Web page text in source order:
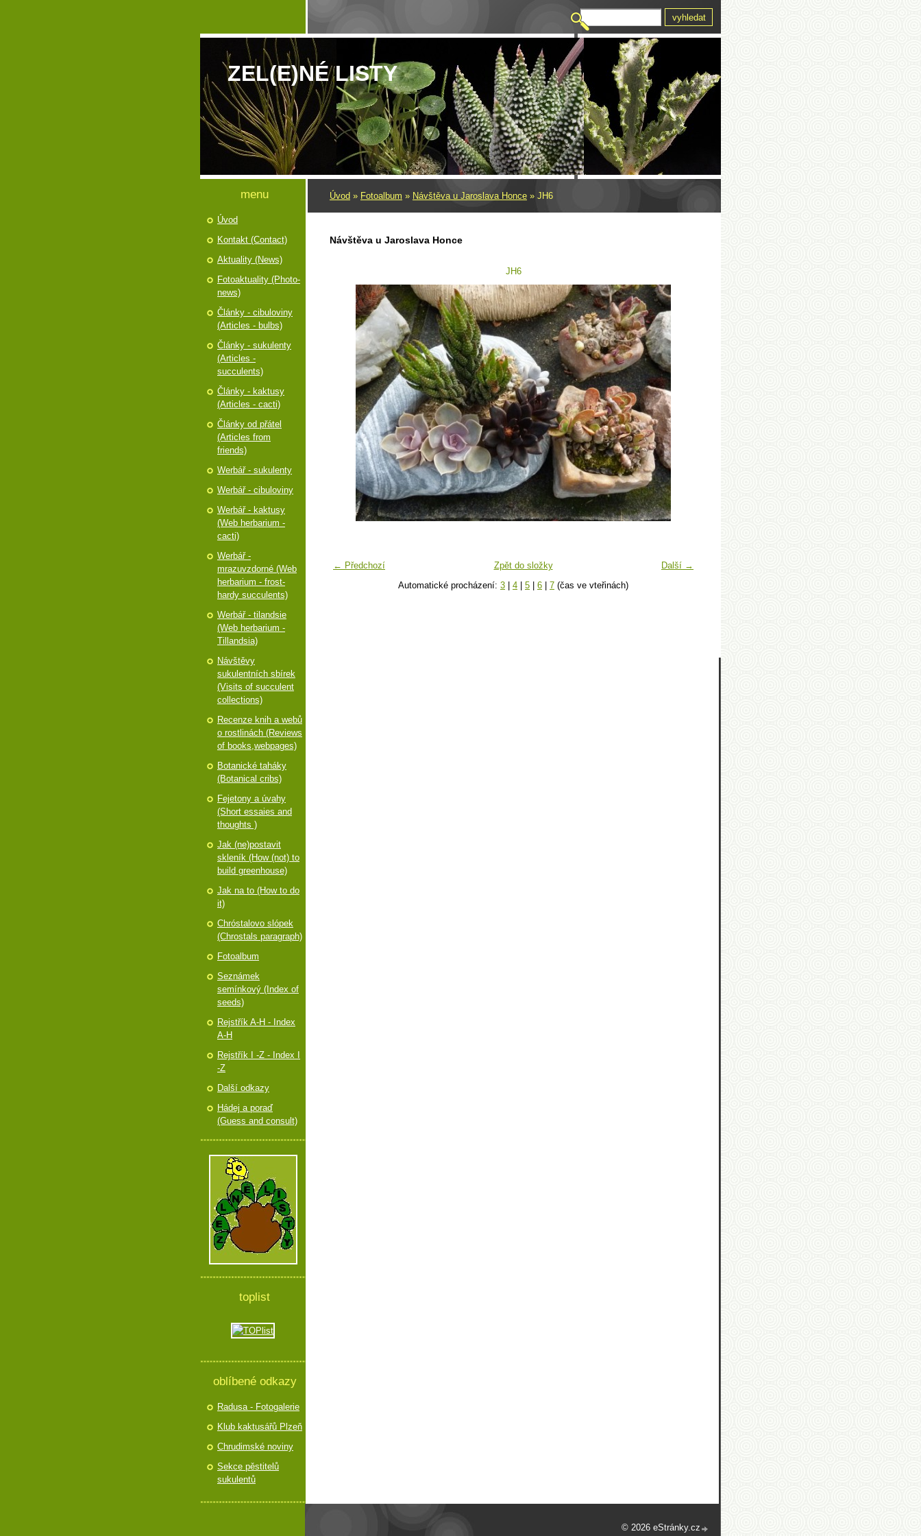
ZEL(E)NÉ LISTY
Úvod » Fotoalbum » Návštěva u Jaroslava Honce » JH6
Návštěva u Jaroslava Honce
JH6
← Předchozí Další →
Zpět do složky
Automatické procházení: 3 4 5 6 7 (čas ve vteřinách)
menu
Úvod
Kontakt (Contact)
Aktuality (News)
Fotoaktuality (Photo-
news)
Články - cibuloviny
(Articles - bulbs)
Články - sukulenty
(Articles -
succulents)
Články - kaktusy
(Articles - cacti)
Články od přátel
(Articles from
friends)
Werbář - sukulenty
Werbář - cibuloviny
Werbář - kaktusy
(Web herbarium -
cacti)
Werbář -
mrazuvzdorné (Web
herbarium - frost-
hardy succulents)
Werbář - tilandsie
(Web herbarium -
Tillandsia)
Návštěvy
sukulentních sbírek
(Visits of succulent
collections)
Recenze knih a webů
o rostlinách (Reviews
of books,webpages)
Botanické taháky
(Botanical cribs)
Fejetony a úvahy
(Short essaies and
thoughts )
Jak (ne)postavit
skleník (How (not) to
build greenhouse)
Jak na to (How to do
it)
Chróstalovo slópek
(Chrostals paragraph)
Fotoalbum
Seznámek
semínkový (Index of
seeds)
Rejstřík A-H - Index
A-H
Rejstřík I -Z - Index I
-Z
Další odkazy
Hádej a poraď
(Guess and consult)
toplist
oblíbené odkazy
Radusa - Fotogalerie
Klub kaktusářů Plzeň
Chrudimské noviny
Sekce pěstitelů
sukulentů
© 2026 eStránky.cz